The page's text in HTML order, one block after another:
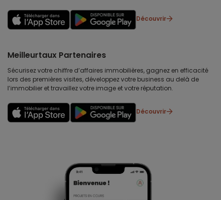
Découvrir
Meilleurtaux Partenaires
Sécurisez votre chiffre d’affaires immobilières, gagnez en efficacité
lors des premières visites, développez votre business au delà de
l’immobilier et travaillez votre image et votre réputation.
Découvrir